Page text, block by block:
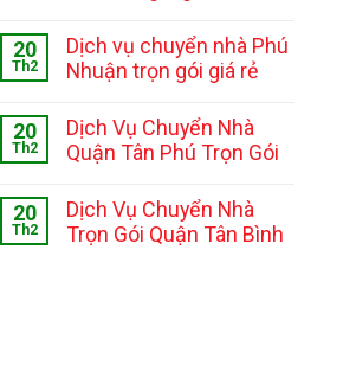
20
Th2
Dịch vụ chuyển nhà Phú
Nhuận trọn gói giá rẻ
20
Th2
Dịch Vụ Chuyển Nhà
Quận Tân Phú Trọn Gói
20
Th2
Dịch Vụ Chuyển Nhà
Trọn Gói Quận Tân Bình